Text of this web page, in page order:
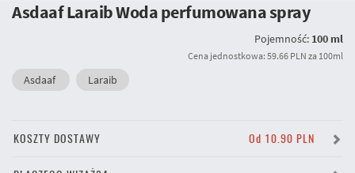
Asdaaf Laraib Woda perfumowana spray
Pojemność: 100 ml
Cena jednostkowa: 59.66 PLN za 100ml
Asdaaf Laraib
KOSZTY DOSTAWY Od 10.90 PLN